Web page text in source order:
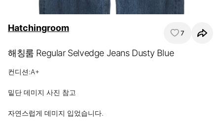
Hatchingroom 7
해칭룸 Regular Selvedge Jeans Dusty Blue
컨디션:A+
밑단 데미지 사진 참고
자연스럽게 데미지 입었습니다.